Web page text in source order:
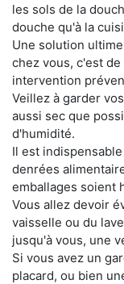
les sols de la
douche qu'à la
Une solution
chez vous, c'est
intervention
Veillez à garder
aussi sec que
d'humidité.
Il est
denrées
emballages soient
Vous allez devoir
vaisselle ou du
jusqu'à vous, une
Si vous avez un
placard, ou bien